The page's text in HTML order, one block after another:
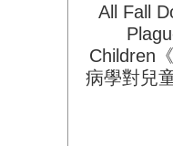
All Fall
Children
病學對兒